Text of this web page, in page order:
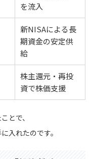
を流入
新NISAによる長
期資金の安定供
給
株主還元・再投
資で株価支援
とで、
入れたのです。